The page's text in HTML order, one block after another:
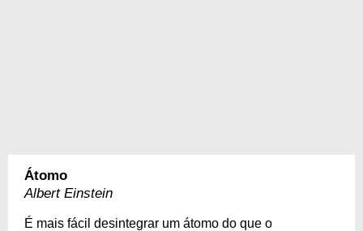
Átomo
Albert Einstein
É mais fácil desintegrar um átomo do que o